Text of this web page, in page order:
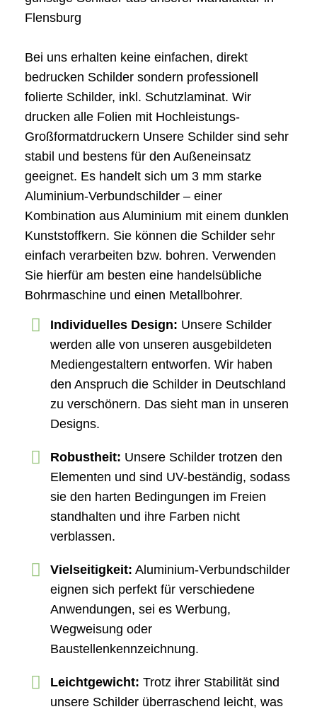
Flensburg
Bei uns erhalten keine einfachen, direkt
bedrucken Schilder sondern professionell
folierte Schilder, inkl. Schutzlaminat. Wir
drucken alle Folien mit Hochleistungs-
Großformatdruckern Unsere Schilder sind sehr
stabil und bestens für den Außeneinsatz
geeignet. Es handelt sich um 3 mm starke
Aluminium-Verbundschilder – einer
Kombination aus Aluminium mit einem dunklen
Kunststoffkern. Sie können die Schilder sehr
einfach verarbeiten bzw. bohren. Verwenden
Sie hierfür am besten eine handelsübliche
Bohrmaschine und einen Metallbohrer.
Individuelles Design: Unsere Schilder
werden alle von unseren ausgebildeten
Mediengestaltern entworfen. Wir haben
den Anspruch die Schilder in Deutschland
zu verschönern. Das sieht man in unseren
Designs.
Robustheit: Unsere Schilder trotzen den
Elementen und sind UV-beständig, sodass
sie den harten Bedingungen im Freien
standhalten und ihre Farben nicht
verblassen.
Vielseitigkeit: Aluminium-Verbundschilder
eignen sich perfekt für verschiedene
Anwendungen, sei es Werbung,
Wegweisung oder
Baustellenkennzeichnung.
Leichtgewicht:Trotz ihrer Stabilität sind
unsere Schilder überraschend leicht, was